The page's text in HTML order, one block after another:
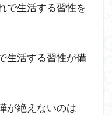
で生活する習性を
生活する習性が備
が絶えないのは